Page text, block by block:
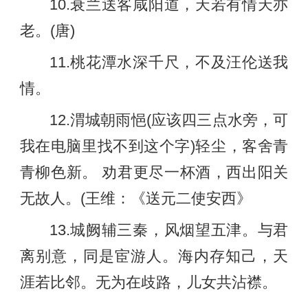
10.衰兰送客咸阳道，天若有情天亦
老。(唐)
11.桃花潭水深千尺，不及汪伦送我
情。
12.渭城朝雨悒(应该四三点水旁，可
我在电脑里找不到这个字)轻尘，客舍青
青柳色新。 劝君更尽一杯酒，西出阳关
无故人。(王维：《送元二使安西》
13.城阙辅三秦，风烟望五津。与君
离别意，同是宦游人。海内存知己，天
涯若比邻。无为在歧路，儿女共沾襟。